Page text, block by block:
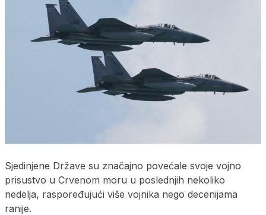
Sjedinjene Države su značajno povećale svoje vojno
prisustvo u Crvenom moru u poslednjih nekoliko
nedelja, raspoređujući više vojnika nego decenijama
ranije.